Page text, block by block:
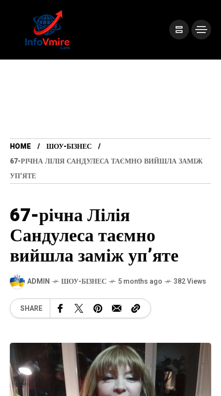
HOME
ШОУ-БІЗНЕС
67-РІЧНА ЛІЛІЯ САНДУЛЕСА ТАЄМНО ВИЙШЛА ЗАМІЖ
УП’ЯТЕ
67-річна Лілія
Сандулеса таємно
вийшла заміж уп’яте
ADMIN ШОУ-БІЗНЕС 5 months ago 382 Views
SHARE